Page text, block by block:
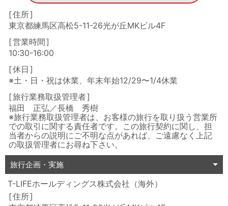
住所
東京都練馬区高松5-11-26光が丘MKビル4F
営業時間
10:30-16:00
休日
※土・日・祝は休業、年末年始12/29〜1/4休業
旅行業務取扱管理者
福田 正弘／長橋 秀樹
※旅行業務取扱管理者は、お客様の旅行を取り扱う営業所
での取引に関する責任者です。この旅行契約に関し、担
当者からの説明にご不明な点があれば、ご遠慮なく上記
の取扱管理者にお尋ね下さい。
旅行企画・実施
T-LIFEホールディングス株式会社（海外）
住所